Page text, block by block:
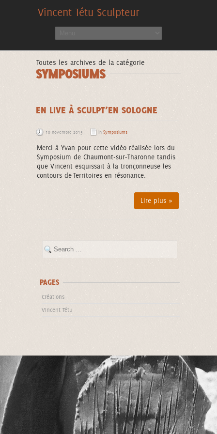
Vincent Tétu Sculpteur
Toutes les archives de la catégorie
SYMPOSIUMS
EN LIVE À SCULPT’EN SOLOGNE
10 novembre 2013 In Symposiums
Merci à Yvan pour cette vidéo réalisée lors du
Symposium de Chaumont-sur-Tharonne tandis
que Vincent esquissait à la tronçonneuse les
contours de Territoires en résonance.
Lire plus »
PAGES
Créations
Vincent Tétu